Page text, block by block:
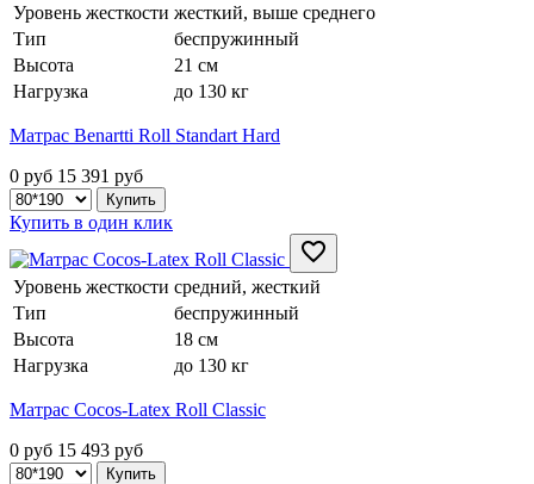
Уровень жесткости жесткий, выше среднего
Тип
беспружинный
Высота
21 см
Нагрузка
до 130 кг
Матрас Benartti Roll Standart Hard
0 руб 15 391 руб
Купить в один клик
Уровень жесткости средний, жесткий
Тип
беспружинный
Высота
18 см
Нагрузка
до 130 кг
Матрас Cocos-Latex Roll Classic
0 руб 15 493 руб